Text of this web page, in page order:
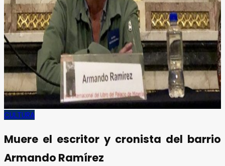
CULTURA
Muere el escritor y cronista del barrio
Armando Ramírez